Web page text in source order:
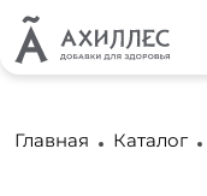
Главная Каталог